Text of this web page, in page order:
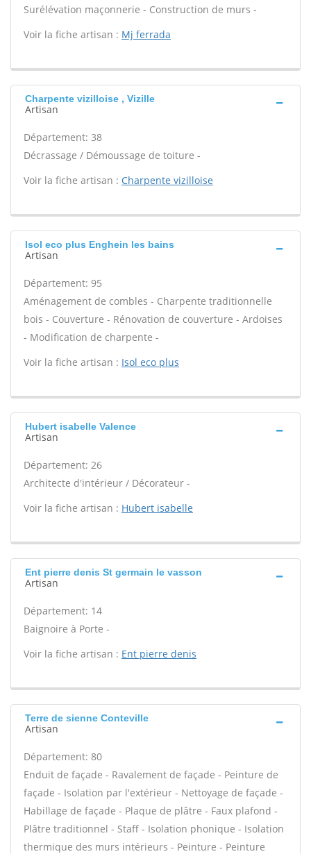
Surélévation maçonnerie - Construction de murs -
Voir la fiche artisan : Mj ferrada
Charpente vizilloise , Vizille
Artisan
Département: 38
Décrassage / Démoussage de toiture -
Voir la fiche artisan : Charpente vizilloise
Isol eco plus Enghein les bains
Artisan
Département: 95
Aménagement de combles - Charpente traditionnelle
bois - Couverture - Rénovation de couverture - Ardoises
- Modification de charpente -
Voir la fiche artisan : Isol eco plus
Hubert isabelle Valence
Artisan
Département: 26
Architecte d'intérieur / Décorateur -
Voir la fiche artisan : Hubert isabelle
Ent pierre denis St germain le vasson
Artisan
Département: 14
Baignoire à Porte -
Voir la fiche artisan : Ent pierre denis
Terre de sienne Conteville
Artisan
Département: 80
Enduit de façade - Ravalement de façade - Peinture de
façade - Isolation par l'extérieur - Nettoyage de façade -
Habillage de façade - Plaque de plâtre - Faux plafond -
Plâtre traditionnel - Staff - Isolation phonique - Isolation
thermique des murs intérieurs - Peinture - Peinture